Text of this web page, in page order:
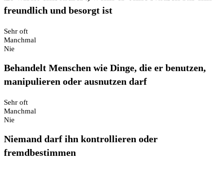
freundlich und besorgt ist
Sehr oft
Manchmal
Nie
Behandelt Menschen wie Dinge, die er benutzen,
manipulieren oder ausnutzen darf
Sehr oft
Manchmal
Nie
Niemand darf ihn kontrollieren oder
fremdbestimmen